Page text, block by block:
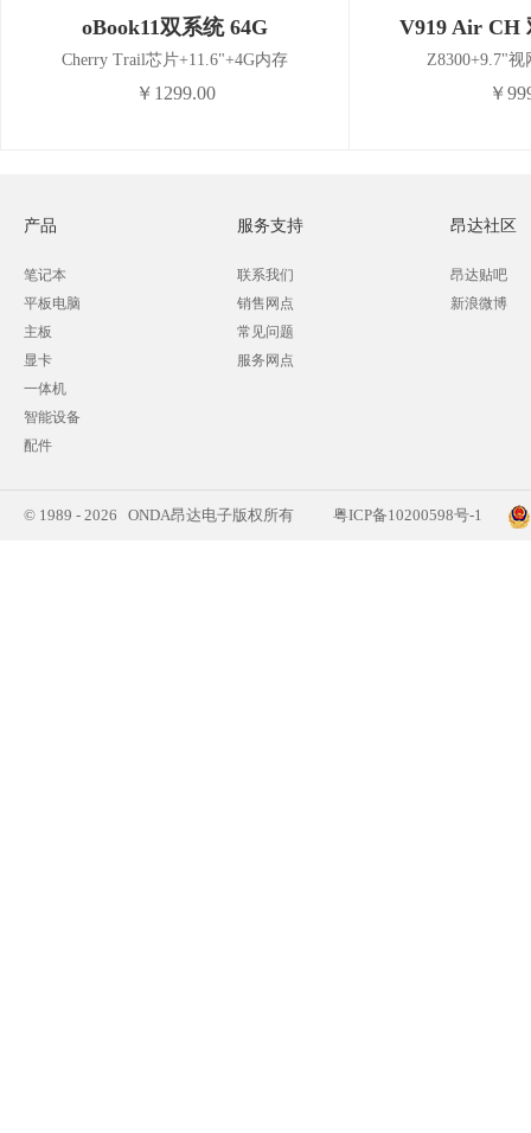
oBook11双系统 64G
Cherry Trail芯片+11.6"+4G内存
￥1299.00
V919 Air CH
Z8300+9.7"视
￥
产品
笔记本
平板电脑
主板
显卡
一体机
智能设备
配件
服务支持
联系我们
销售网点
常见问题
服务网点
昂达社区
昂达贴吧
新浪微博
© 1989 - 2026 ONDA昂达电子版权所有 粤ICP备10200598号-1